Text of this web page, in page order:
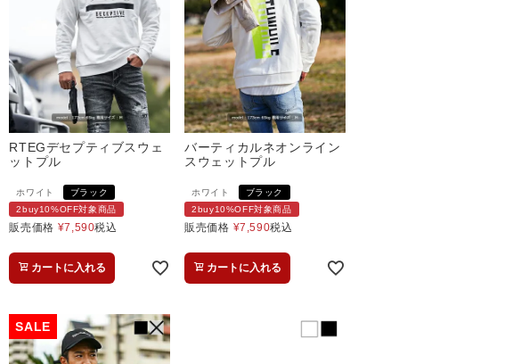
RTEGデセプティブスウェ
ットプル
ホワイト
ブラック
2buy10%OFF対象商品
販売価格 ¥7,590税込
カートに入れる
バーティカルネオンライン
スウェットプル
ホワイト
ブラック
2buy10%OFF対象商品
販売価格 ¥7,590税込
カートに入れる